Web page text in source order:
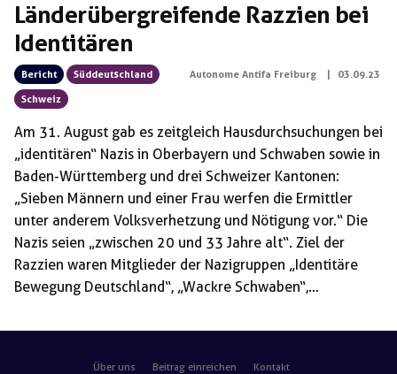
Länderübergreifende Razzien bei
Identitären
Bericht
Süddeutschland
Schweiz
Autonome Antifa Freiburg 03.09.23
Am 31. August gab es zeitgleich Hausdurchsuchungen bei
„identitären“ Nazis in Oberbayern und Schwaben sowie in
Baden-Württemberg und drei Schweizer Kantonen:
„Sieben Männern und einer Frau werfen die Ermittler
unter anderem Volksverhetzung und Nötigung vor.“ Die
Nazis seien „zwischen 20 und 33 Jahre alt“. Ziel der
Razzien waren Mitglieder der Nazigruppen „Identitäre
Bewegung Deutschland“, „Wackre Schwaben“,
Unter anderem beschwerte sich Martin Sellner über die
Über uns Beitrag einreichen Kontakt